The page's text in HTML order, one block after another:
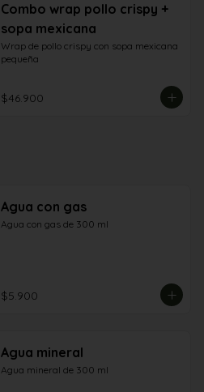
Combo wrap pollo crispy +
sopa mexicana
Wrap de pollo crispy con sopa mexicana
pequeña
$46.900
Agua con gas
Agua con gas de 300 ml
$5.900
Agua mineral
Agua mineral de 300 ml